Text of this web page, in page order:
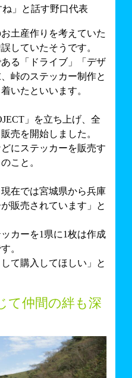
ね」と話す野口代表
土産作りを考えていた
していたそうです。
る「ドライブ」「デザ
峠のステッカー制作と
いたといいます。
」を立ち上げ、全
売を開始しました。
にステッカーを販売す
こと。
在では宮城県から兵庫
販売されています」と
カーを1県に1枚は作成
。
て購入してほしい」と
て仲間の絆も深